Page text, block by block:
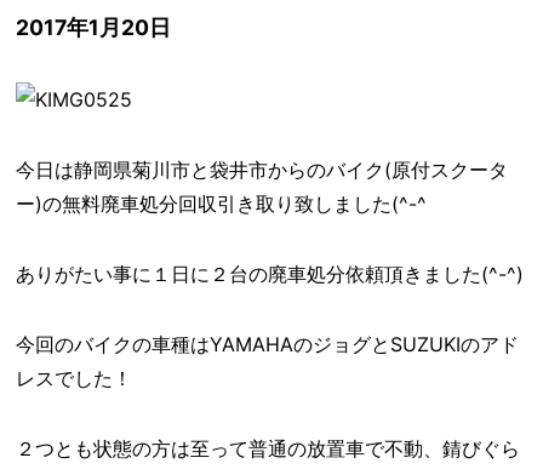
2017年1月20日
今日は静岡県菊川市と袋井市からのバイク(原付スクータ
ー)の無料廃車処分回収引き取り致しました(^-^ゞ
ありがたい事に１日に２台の廃車処分依頼頂きました(^-^)
今回のバイクの車種はYAMAHAのジョグとSUZUKIのアド
レスでした！
２つとも状態の方は至って普通の放置車で不動、錆びぐら